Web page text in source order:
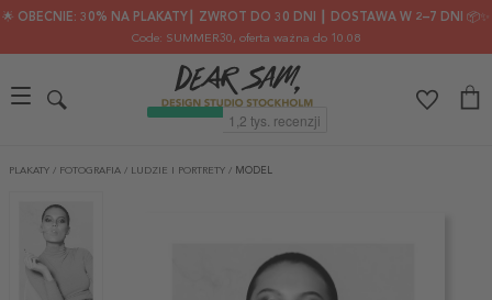
🌟 OBECNIE: 30% NA PLAKATY┃ ZWROT DO 30 DNI ┃ DOSTAWA W 2–7 DNI 📦✨
Code: SUMMER30, oferta ważna do 10.08
PLAKATY / FOTOGRAFIA / LUDZIE I PORTRETY / MODEL